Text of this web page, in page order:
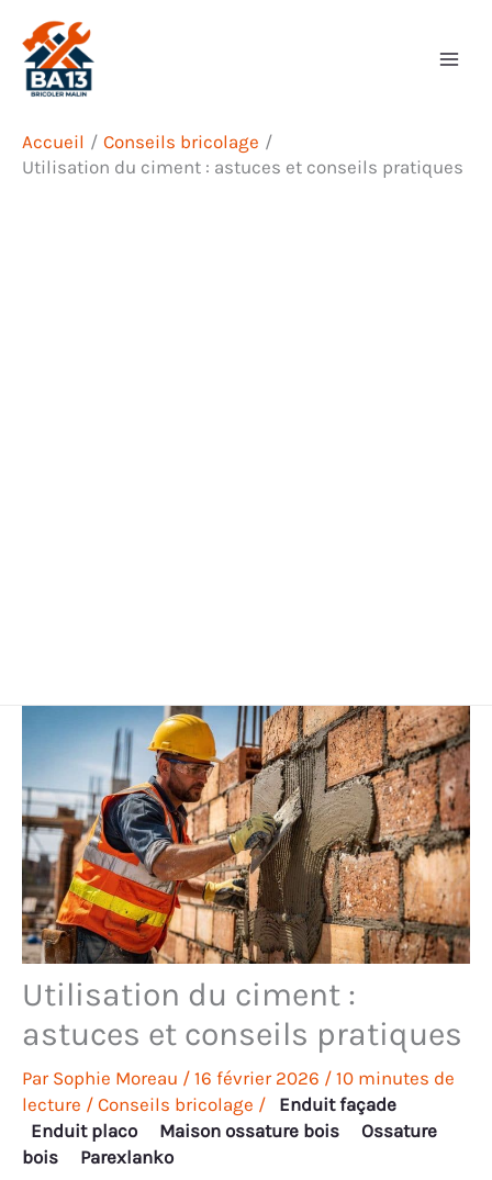
contenu
Accueil
Conseils bricolage
Utilisation du ciment : astuces et conseils pratiques
Utilisation du ciment :
astuces et conseils pratiques
Par Sophie Moreau / 16 février 2026 / 10 minutes de
lecture / Conseils bricolage /
Enduit façade
Enduit placo
Maison ossature bois
Ossature
bois
Parexlanko
Rechercher